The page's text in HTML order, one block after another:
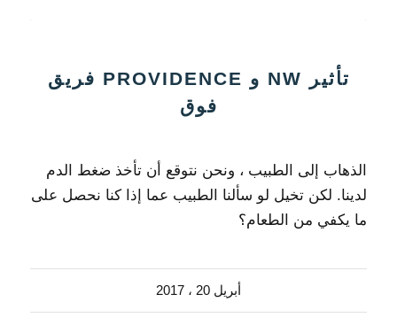
تأثير NW و PROVIDENCE فريق
فوق
الذهاب إلى الطبيب ، ونحن نتوقع أن تأخذ ضغط الدم
لدينا. لكن تخيل لو سألنا الطبيب عما إذا كنا نحصل على
ما يكفي من الطعام؟
أبريل 20 ، 2017